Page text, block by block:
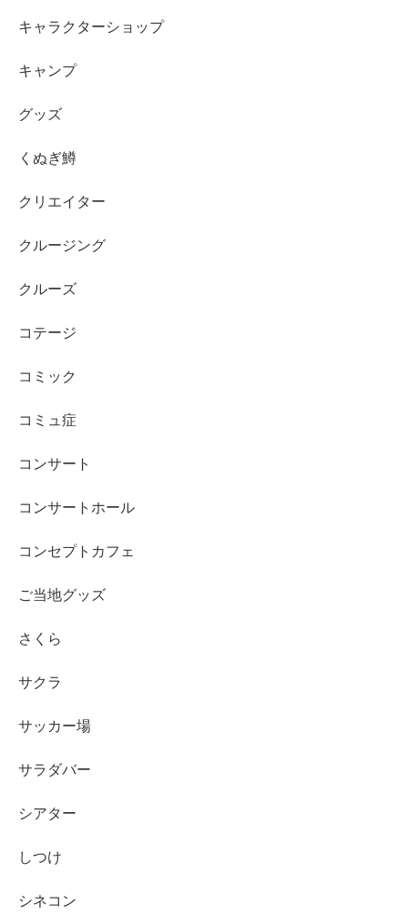
キャラクターショップ
キャンプ
グッズ
くぬぎ鱒
クリエイター
クルージング
クルーズ
コテージ
コミック
コミュ症
コンサート
コンサートホール
コンセプトカフェ
ご当地グッズ
さくら
サクラ
サッカー場
サラダバー
シアター
しつけ
シネコン